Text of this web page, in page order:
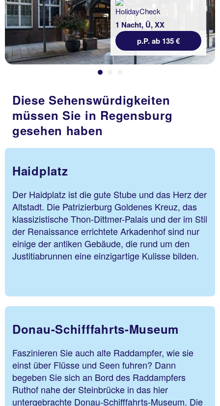
1 Nacht, Ü, XX
p.P. ab 135 €
Diese Sehenswürdigkeiten
müssen Sie in Regensburg
gesehen haben
Haidplatz
Der Haidplatz ist die gute Stube und das Herz der
Altstadt. Die Patrizierburg Goldenes Kreuz, das
klassizistische Thon-Dittmer-Palais und der im Stil
der Renaissance errichtete Arkadenhof sind nur
einige der antiken Gebäude, die rund um den
Justitiabrunnen eine einzigartige Kulisse bilden.
Donau-Schifffahrts-Museum
Faszinieren Sie auch alte Raddampfer, wie sie
einst über Flüsse und Seen fuhren? Dann
begeben Sie sich an Bord des Raddampfers
Ruthof nahe der Steinbrücke in das hier
untergebrachte Donau-Schifffahrts-Museum. Die